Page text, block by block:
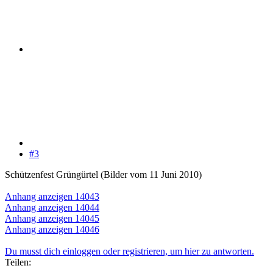
#3
Schützenfest Grüngürtel (Bilder vom 11 Juni 2010)
Anhang anzeigen 14043
Anhang anzeigen 14044
Anhang anzeigen 14045
Anhang anzeigen 14046
Du musst dich einloggen oder registrieren, um hier zu antworten.
Teilen: